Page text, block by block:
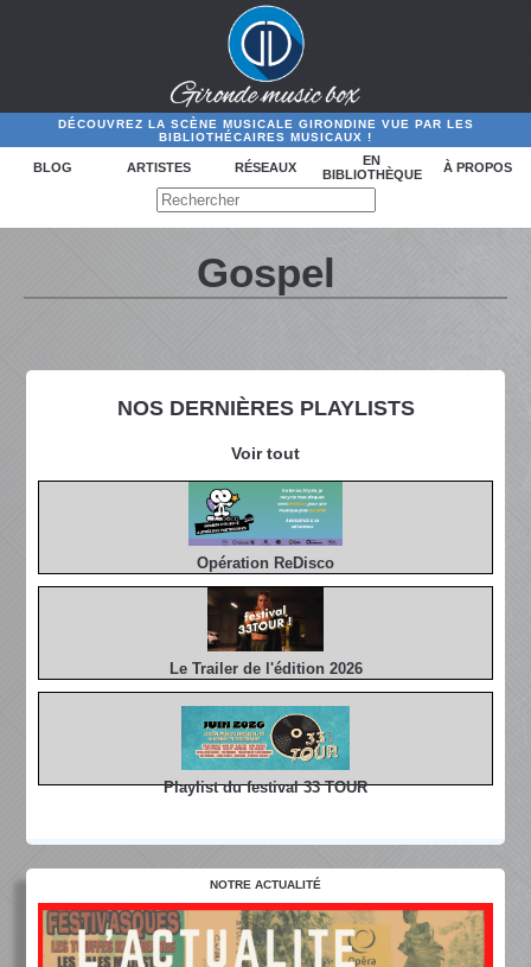
DÉCOUVREZ LA SCÈNE MUSICALE GIRONDINE VUE PAR LES
BIBLIOTHÉCAIRES MUSICAUX !
BLOG ARTISTES RÉSEAUX
EN
BIBLIOTHÈQUE
À PROPOS
NOS DERNIÈRES PLAYLISTS
Voir tout
Opération ReDisco
Le Trailer de l'édition 2026
Playlist du festival 33 TOUR
Gospel
NOTRE ACTUALITÉ